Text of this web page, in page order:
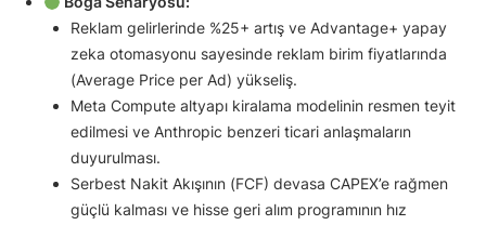
Reklam gelirlerinde %25+ artış ve Advantage+ yapay
zeka otomasyonu sayesinde reklam birim fiyatlarında
(Average Price per Ad) yükseliş.
Meta Compute altyapı kiralama modelinin resmen teyit
edilmesi ve Anthropic benzeri ticari anlaşmaların
duyurulması.
Serbest Nakit Akışının (FCF) devasa CAPEX’e rağmen
güçlü kalması ve hisse geri alım programının hız